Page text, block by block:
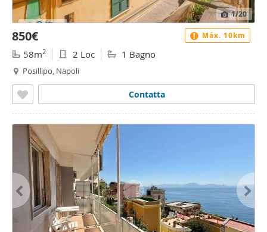
1/20
850€
58m2 2 Loc 1 Bagno
Posillipo, Napoli
Contatta
Máx. 10km